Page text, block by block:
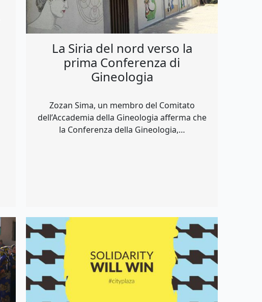
La Siria del nord verso la
prima Conferenza di
Gineologia
Zozan Sima, un membro del Comitato
dell’Accademia della Gineologia afferma che
la Conferenza della Gineologia,…